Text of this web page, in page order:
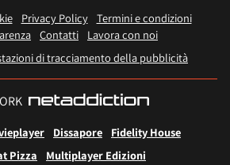
Privacy Policy
Termini e condizioni
Contatti
Lavora con noi
di tracciamento della pubblicità
Dissapore
Fidelity House
Pizza
Multiplayer Edizioni